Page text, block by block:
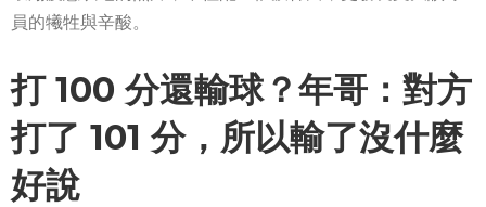
員的犧牲與辛酸。
打 100 分還輸球？年哥：對方
打了 101 分，所以輸了沒什麼
好說